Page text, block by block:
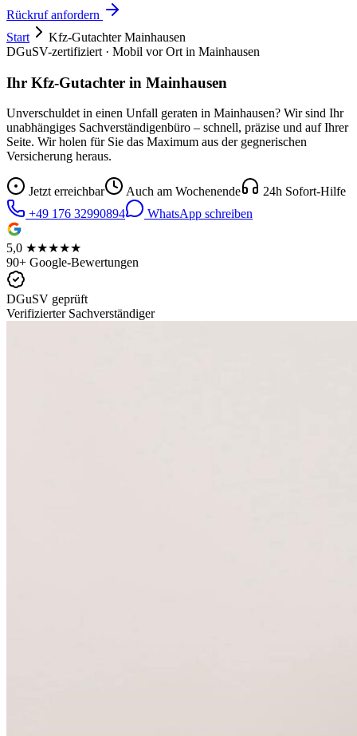
Rückruf anfordern
Start
Kfz-GutachterMainhausen
DGuSV-zertifiziert · Mobil vor Ort in Mainhausen
Ihr Kfz-Gutachter in Mainhausen
Unverschuldet in einen Unfall geraten in Mainhausen? Wir sind Ihr
unabhängiges Sachverständigenbüro – schnell, präzise und auf Ihrer
Seite. Wir holen für Sie das Maximum aus der gegnerischen
Versicherung heraus.
Jetzt erreichbar Auch am Wochenende
24h Sofort-Hilfe
+49 176 32990894
WhatsApp schreiben
5,0 ★★★★★
90+ Google-Bewertungen
DGuSV geprüft
Verifizierter Sachverständiger